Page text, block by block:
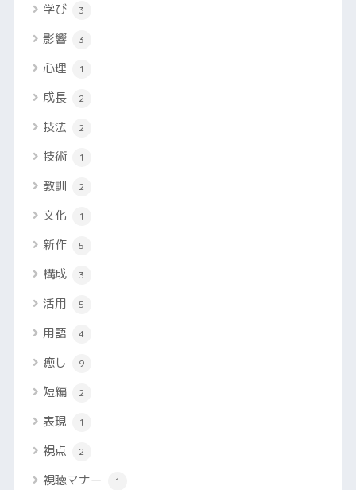
学び 3
影響 3
心理 1
成長 2
技法 2
技術 1
教訓 2
文化 1
新作 5
構成 3
活用 5
用語 4
癒し 9
短編 2
表現 1
視点 2
視聴マナー 1